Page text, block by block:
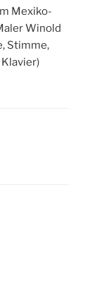
Mexiko-
Winold
Stimme,